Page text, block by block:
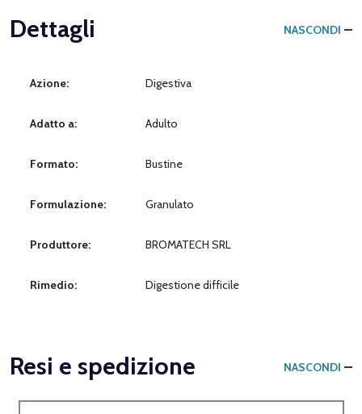
Dettagli NASCONDI
Azione: Digestiva
Adatto a: Adulto
Formato: Bustine
Formulazione: Granulato
Produttore: BROMATECH SRL
Rimedio: Digestione difficile
Resi e spedizione NASCONDI